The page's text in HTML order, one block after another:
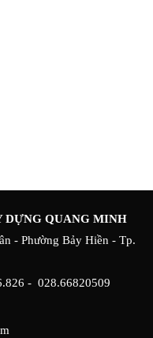
DỰNG QUANG MINH
- Phường Bảy Hiền - Tp.
- 028.66820509